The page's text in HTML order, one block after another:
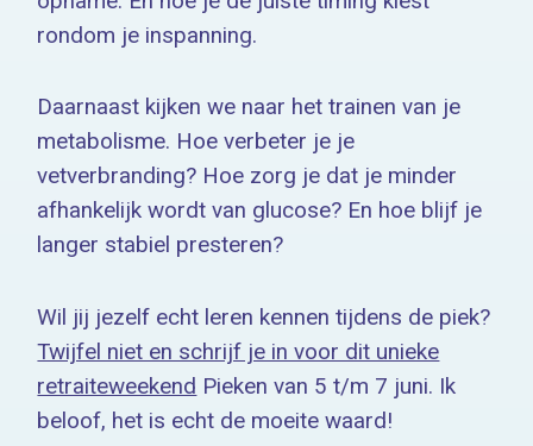
rondom je inspanning.
Daarnaast kijken we naar het trainen van je
metabolisme. Hoe verbeter je je
vetverbranding? Hoe zorg je dat je minder
afhankelijk wordt van glucose? En hoe blijf je
langer stabiel presteren?
Wil jij jezelf echt leren kennen tijdens de piek?
Twijfel niet en schrijf je in voor dit unieke
retraiteweekend Pieken van 5 t/m 7 juni. Ik
beloof, het is echt de moeite waard!